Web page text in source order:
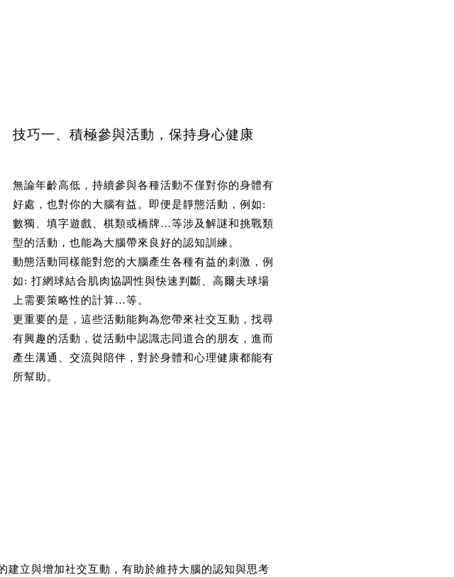
技巧一、積極參與活動，保持身心健康
無論年齡高低，持續參與各種活動不僅對你的身體有
好處，也對你的大腦有益。即便是靜態活動，例如:
數獨、填字遊戲、棋類或橋牌…等涉及解謎和挑戰類
型的活動，也能為大腦帶來良好的認知訓練。
動態活動同樣能對您的大腦產生各種有益的刺激，例
如: 打網球結合肌肉協調性與快速判斷、高爾夫球場
上需要策略性的計算…等。
更重要的是，這些活動能夠為您帶來社交互動，找尋
有興趣的活動，從活動中認識志同道合的朋友，進而
產生溝通、交流與陪伴，對於身體和心理健康都能有
所幫助。
建立與增加社交互動，有助於維持大腦的認知與思考